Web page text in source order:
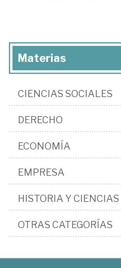
Materias
CIENCIAS SOCIALES
DERECHO
ECONOMÍA
EMPRESA
HISTORIA Y
OTRAS CATEGORÍAS